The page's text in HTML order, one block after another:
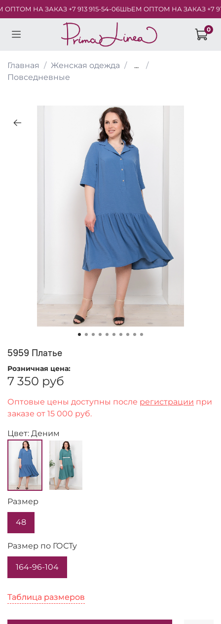
НА ЗАКАЗ +7 913 915-54-06ШЬЕМ ОПТОМ НА ЗАКАЗ +7 913
0
Главная Женская одежда
...
Повседневные
5959 Платье
Розничная цена:
7 350 руб
Оптовые цены доступны после регистрации при
заказе от 15 000 руб.
Цвет: Деним
Таблица размеров
Таблица размеров
Размер
48
Размер по ГОСТу
164-96-104